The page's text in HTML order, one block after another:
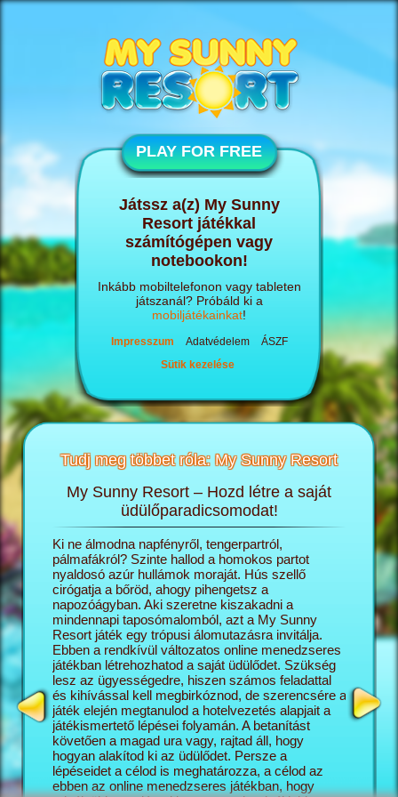
PLAY FOR FREE
Játssz a(z) My Sunny
Resort játékkal
számítógépen vagy
notebookon!
Inkább mobiltelefonon vagy tableten
játszanál? Próbáld ki a
mobiljátékainkat!
Impresszum Adatvédelem
ÁSZF
Sütik kezelése
Tudj meg többet róla: My Sunny Resort
My Sunny Resort – Hozd létre a saját
üdülőparadicsomodat!
Ki ne álmodna napfényről, tengerpartról,
pálmafákról? Szinte hallod a homokos partot
nyaldosó azúr hullámok moraját. Hús szellő
cirógatja a bőröd, ahogy pihengetsz a
napozóágyban. Aki szeretne kiszakadni a
mindennapi taposómalomból, azt a My Sunny
Resort játék egy trópusi álomutazásra invitálja.
Ebben a rendkívül változatos online menedzseres
játékban létrehozhatod a saját üdülődet. Szükség
lesz az ügyességedre, hiszen számos feladattal
és kihívással kell megbirkóznod, de szerencsére a
játék elején megtanulod a hotelvezetés alapjait a
játékismertető lépései folyamán. A betanítást
követően a magad ura vagy, rajtad áll, hogy
hogyan alakítod ki az üdülődet. Persze a
lépéseidet a célod is meghatározza, a célod az
ebben az online menedzseres játékban, hogy
A My
saját
mégis